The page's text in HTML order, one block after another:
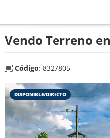
Vendo Terreno
Código: 8327805
DISPONIBLE/DIRECTO